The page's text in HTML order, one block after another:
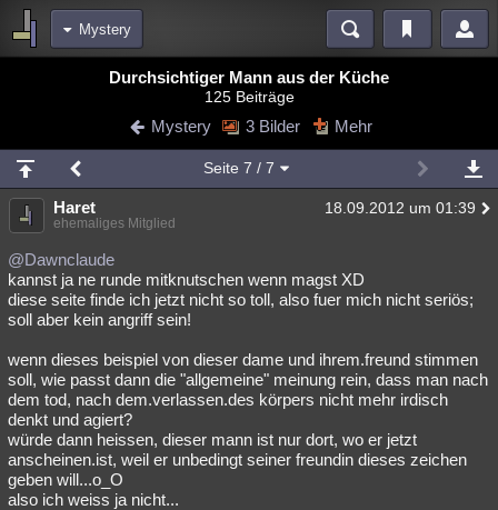
Mystery
Blogs Videos
Chat Wiki Neuigkeiten
meine Rubriken
Menschen Mystery Kriminalfälle
Spiritualität
Natur Umfragen Unterhaltung
Philosophie Träume Orte Esoterik Literatur
Astronomie Helpdesk Gruppen Gaming Filme
Musik Clash Verbesserungen Allmystery English
Übersichten
Durchsichtiger Mann aus der Küche
125 Beiträge
Mystery 3 Bilder Mehr
Seite 7 / 7
Haret 18.09.2012 um 01:39
ehemaliges Mitglied
@Dawnclaude
kannst ja ne runde mitknutschen wenn magst XD
diese seite finde ich jetzt nicht so toll, also fuer mich nicht seriös;
soll aber kein angriff sein!
wenn dieses beispiel von dieser dame und ihrem.freund stimmen
soll, wie passt dann die "allgemeine" meinung rein, dass man nach
dem tod, nach dem.verlassen.des körpers nicht mehr irdisch
denkt und agiert?
würde dann heissen, dieser mann ist nur dort, wo er jetzt
anscheinen.ist, weil er unbedingt seiner freundin dieses zeichen
geben will...o_O
also ich weiss ja nicht...